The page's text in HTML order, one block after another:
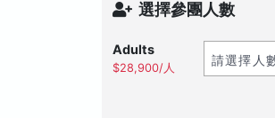
選擇參團人數
Adults
$28,900/人